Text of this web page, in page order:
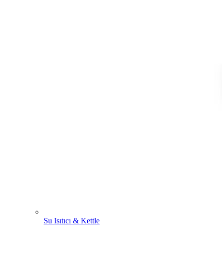
Su Isıtıcı & Kettle